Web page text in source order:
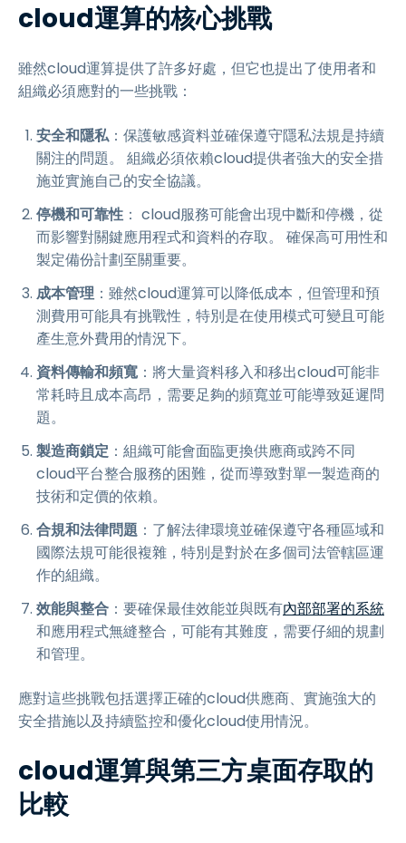
cloud運算的核心挑戰
雖然cloud運算提供了許多好處，但它也提出了使用者和
組織必須應對的一些挑戰：
安全和隱私：保護敏感資料並確保遵守隱私法規是持續
關注的問題。 組織必須依賴cloud提供者強大的安全措
施並實施自己的安全協議。
停機和可靠性 ： cloud服務可能會出現中斷和停機，從
而影響對關鍵應用程式和資料的存取。 確保高可用性和
製定備份計劃至關重要。
成本管理 ：雖然cloud運算可以降低成本，但管理和預
測費用可能具有挑戰性，特別是在使用模式可變且可能
產生意外費用的情況下。
資料傳輸和頻寬 ：將大量資料移入和移出cloud可能非
常耗時且成本高昂，需要足夠的頻寬並可能導致延遲問
題。
製造商鎖定 ：組織可能會面臨更換供應商或跨不同
cloud平台整合服務的困難，從而導致對單一製造商的
技術和定價的依賴。
合規和法律問題 ：了解法律環境並確保遵守各種區域和
國際法規可能很複雜，特別是對於在多個司法管轄區運
作的組織。
效能與整合 ：要確保最佳效能並與既有內部部署的系統
和應用程式無縫整合，可能有其難度，需要仔細的規劃
和管理。
應對這些挑戰包括選擇正確的cloud供應商、實施強大的
安全措施以及持續監控和優化cloud使用情況。
cloud運算與第三方桌面存取的
比較